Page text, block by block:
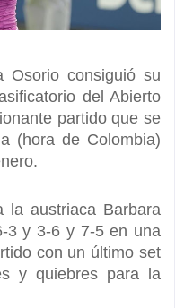
Osorio consiguió su
del Abierto
partido que se
(hora de Colombia)
la austriaca Barbara
3 y 3-6 y 7-5 en una
con un último set
y quiebres para la